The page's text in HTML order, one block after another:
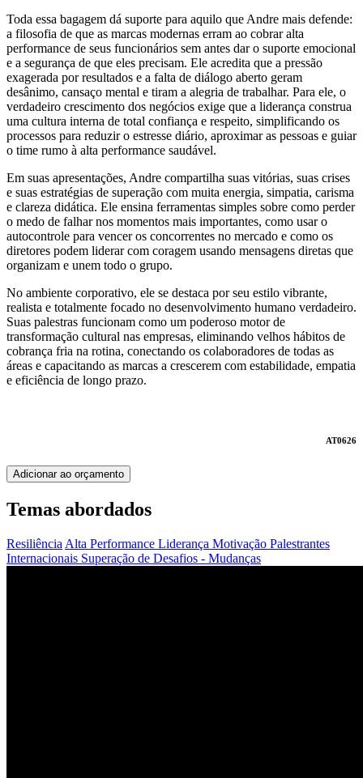
Toda essa bagagem dá suporte para aquilo que Andre mais defende:
a filosofia de que as marcas modernas erram ao cobrar alta
performance de seus funcionários sem antes dar o suporte emocional
e a segurança de que eles precisam. Ele acredita que a pressão
exagerada por resultados e a falta de diálogo aberto geram
desânimo, cansaço mental e tiram a alegria de trabalhar. Para ele, o
verdadeiro crescimento dos negócios exige que a liderança construa
uma cultura interna de total confiança e respeito, simplificando os
processos para reduzir o estresse diário, aproximar as pessoas e guiar
o time rumo à alta performance saudável.
Em suas apresentações, Andre compartilha suas vitórias, suas crises
e suas estratégias de superação com muita energia, simpatia, carisma
e clareza didática. Ele ensina ferramentas simples sobre como perder
o medo de falhar nos momentos mais importantes, como usar o
autocontrole para vencer os concorrentes no mercado e como os
diretores podem liderar com coragem usando mensagens diretas que
organizam e unem todo o grupo.
No ambiente corporativo, ele se destaca por seu estilo vibrante,
realista e totalmente focado no desenvolvimento humano verdadeiro.
Suas palestras funcionam como um poderoso motor de
transformação cultural nas empresas, eliminando velhos hábitos de
cobrança fria na rotina, conectando os colaboradores de todas as
áreas e capacitando as marcas a crescerem com estabilidade, empatia
e eficiência de longo prazo.
AT0626
Adicionar ao orçamento
Temas abordados
Resiliência Alta Performance Liderança Motivação Palestrantes
Internacionais Superação de Desafios - Mudanças